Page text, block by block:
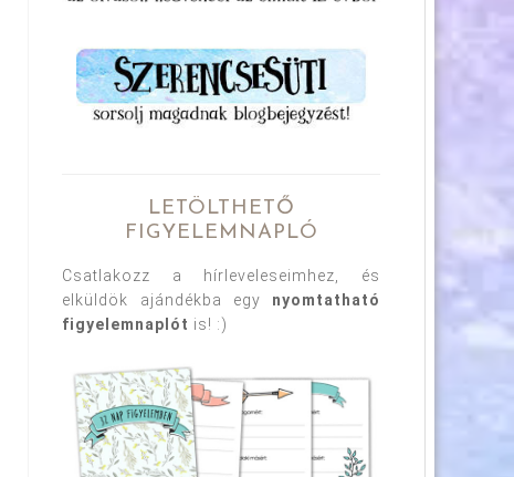
LETÖLTHETŐ
FIGYELEMNAPLÓ
Csatlakozz a hírleveleseimhez, és
elküldök ajándékba egy nyomtatható
figyelemnaplót is! :)